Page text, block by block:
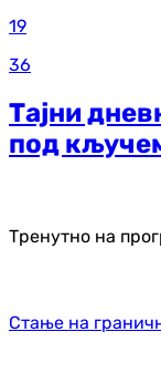
19
36
Тајни
под
Тренутно на
Стање на